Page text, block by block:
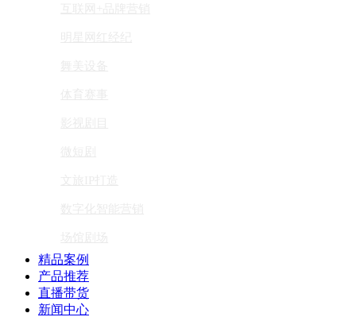
精品案例
产品推荐
直播带货
新闻中心